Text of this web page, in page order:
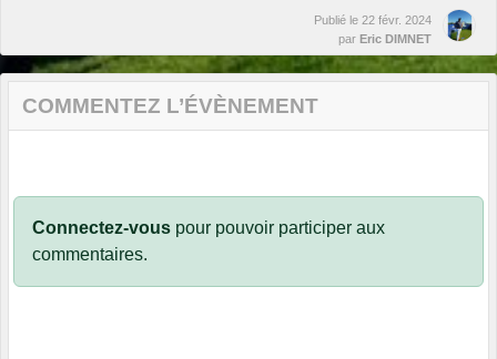
Publié le 22 févr. 2024
par Eric DIMNET
COMMENTEZ L’ÉVÈNEMENT
Connectez-vous pour pouvoir participer aux
commentaires.